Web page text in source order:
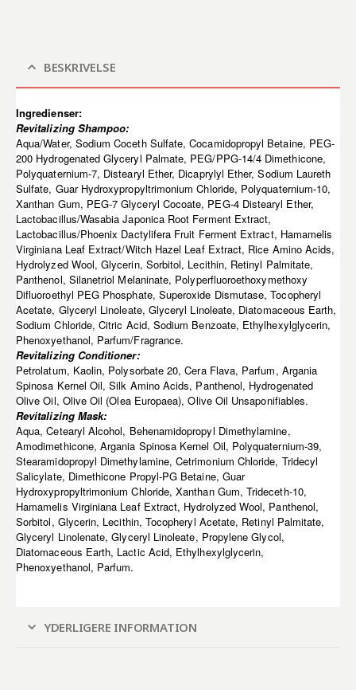
BESKRIVELSE
Ingredienser:
Revitalizing Shampoo:
Aqua/Water, Sodium Coceth Sulfate, Cocamidopropyl Betaine, PEG-
200 Hydrogenated Glyceryl Palmate, PEG/PPG-14/4 Dimethicone,
Polyquaternium-7, Distearyl Ether, Dicaprylyl Ether, Sodium Laureth
Sulfate, Guar Hydroxypropyltrimonium Chloride, Polyquaternium-10,
Xanthan Gum, PEG-7 Glyceryl Cocoate, PEG-4 Distearyl Ether,
Lactobacillus/Wasabia Japonica Root Ferment Extract,
Lactobacillus/Phoenix Dactylifera Fruit Ferment Extract, Hamamelis
Virginiana Leaf Extract/Witch Hazel Leaf Extract, Rice Amino Acids,
Hydrolyzed Wool, Glycerin, Sorbitol, Lecithin, Retinyl Palmitate,
Panthenol, Silanetriol Melaninate, Polyperfluoroethoxymethoxy
Difluoroethyl PEG Phosphate, Superoxide Dismutase, Tocopheryl
Acetate, Glyceryl Linoleate, Glyceryl Linoleate, Diatomaceous Earth,
Sodium Chloride, Citric Acid, Sodium Benzoate, Ethylhexylglycerin,
Phenoxyethanol, Parfum/Fragrance.
Revitalizing Conditioner:
Petrolatum, Kaolin, Polysorbate 20, Cera Flava, Parfum, Argania
Spinosa Kernel Oil, Silk Amino Acids, Panthenol, Hydrogenated
Olive Oil, Olive Oil (Olea Europaea), Olive Oil Unsaponifiables.
Revitalizing Mask:
Aqua, Cetearyl Alcohol, Behenamidopropyl Dimethylamine,
Amodimethicone, Argania Spinosa Kernel Oil, Polyquaternium-39,
Stearamidopropyl Dimethylamine, Cetrimonium Chloride, Tridecyl
Salicylate, Dimethicone Propyl-PG Betaine, Guar
Hydroxypropyltrimonium Chloride, Xanthan Gum, Trideceth-10,
Hamamelis Virginiana Leaf Extract, Hydrolyzed Wool, Panthenol,
Sorbitol, Glycerin, Lecithin, Tocopheryl Acetate, Retinyl Palmitate,
Glyceryl Linolenate, Glyceryl Linoleate, Propylene Glycol,
Diatomaceous Earth, Lactic Acid, Ethylhexylglycerin,
Phenoxyethanol, Parfum.
YDERLIGERE INFORMATION